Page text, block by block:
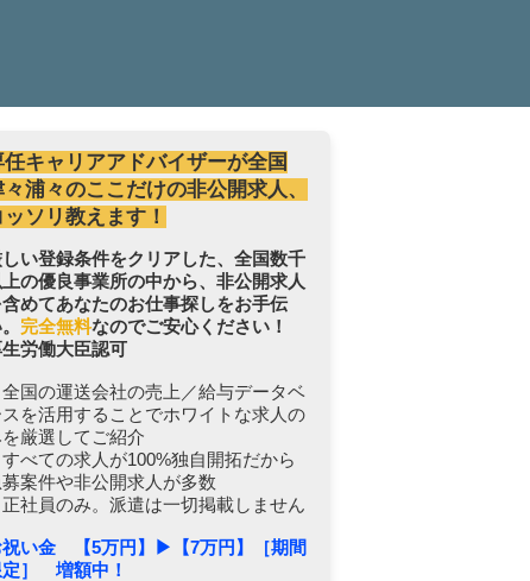
任キャリアアドバイザーが全国
々浦々のここだけの非公開求人、
ッソリ教えます！
しい登録条件をクリアした、全国数千
上の優良事業所の中から、非公開求人
含めてあなたのお仕事探しをお手伝
完全無料なのでご安心ください！
生労働大臣認可
全国の運送会社の売上／給与データベ
スを活用することでホワイトな求人の
厳選してご紹介
すべての求人が100%独自開拓だから
募案件や非公開求人が多数
正社員のみ。派遣は一切掲載しません
祝い金 【5万円】▶︎【7万円】［期間
定］ 増額中！